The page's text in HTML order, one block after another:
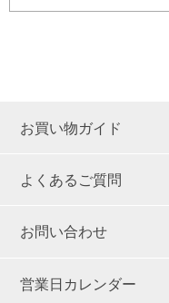
お買い物ガイド
よくあるご質問
お問い合わせ
営業日カレンダー